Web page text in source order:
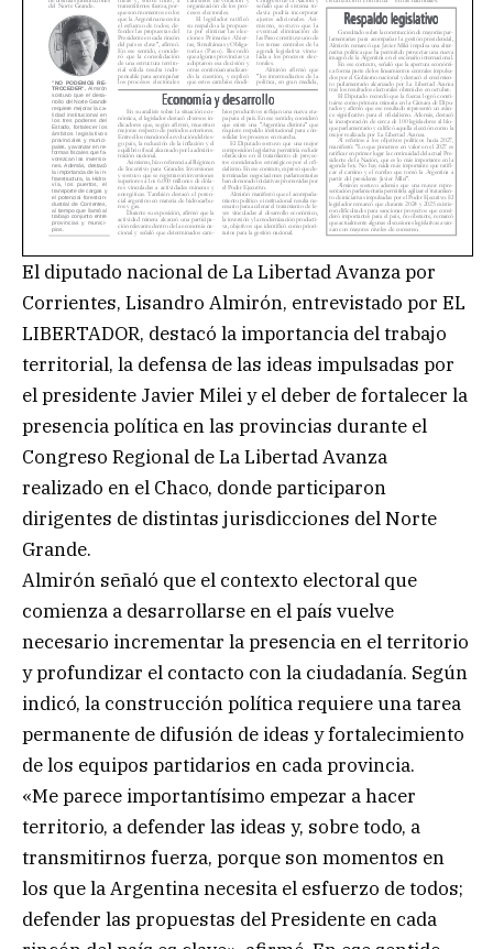
El diputado nacional de La Libertad Avanza por
Corrientes, Lisandro Almirón, entrevistado por EL
LIBERTADOR, destacó la importancia del trabajo
territorial, la defensa de las ideas impulsadas por
el presidente Javier Milei y el deber de fortalecer la
presencia política en las provincias durante el
Congreso Regional de La Libertad Avanza
realizado en el Chaco, donde participaron
dirigentes de distintas jurisdicciones del Norte
Grande.
Almirón señaló que el contexto electoral que
comienza a desarrollarse en el país vuelve
necesario incrementar la presencia en el territorio
y profundizar el contacto con la ciudadanía. Según
indicó, la construcción política requiere una tarea
permanente de difusión de ideas y fortalecimiento
de los equipos partidarios en cada provincia.
«Me parece importantísimo empezar a hacer
territorio, a defender las ideas y, sobre todo, a
transmitirnos fuerza, porque son momentos en
los que la Argentina necesita el esfuerzo de todos;
defender las propuestas del Presidente en cada